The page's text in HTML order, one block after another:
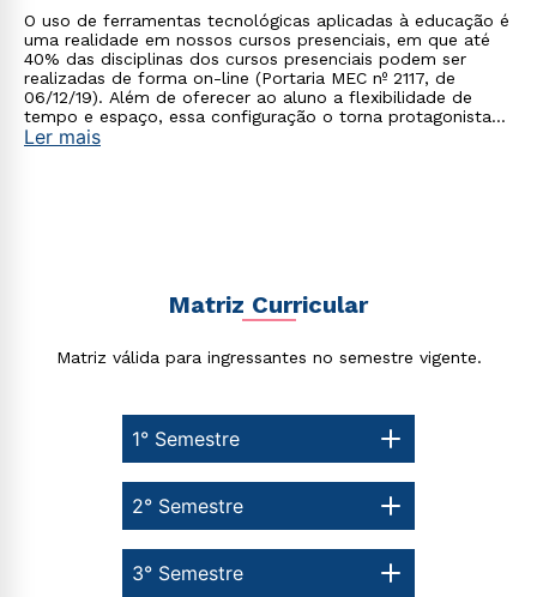
O uso de ferramentas tecnológicas aplicadas à educação é
uma realidade em nossos cursos presenciais, em que até
40% das disciplinas dos cursos presenciais podem ser
realizadas de forma on-line (Portaria MEC nº 2117, de
06/12/19). Além de oferecer ao aluno a flexibilidade de
tempo e espaço, essa configuração o torna protagonista
no processo de construção do seu conhecimento.
Ler mais
Matriz Curricular
Matriz válida para ingressantes no semestre vigente.
1° Semestre
3° Semestre
2° Semestre
WhatsApp